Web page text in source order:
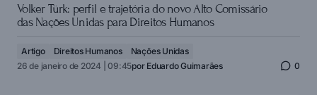
Volker Türk: perfil e trajetória do novo Alto Comissário
das Nações Unidas para Direitos Humanos
Artigo Direitos Humanos
Nações Unidas
26 de janeiro de 2024 | 09:45por Eduardo Guimarães 0